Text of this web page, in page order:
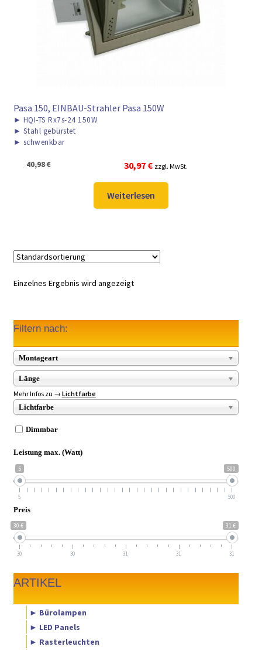
► ZAHLARTEN
► VERSANDARTEN
Pasa 150, EINBAU-Strahler Pasa 150W
► HQI-TS Rx7s-24 150W
► Stahl gebürstet
► schwenkbar
40,98€
Ursprünglicher
Preis
war:
40,98 €
30,97 €Aktueller
Preis
ist:
30,97 €.
zzgl. MwSt.
Weiterlesen
Einzelnes Ergebnis wird angezeigt
Filtern nach:
Montageart
Länge
Mehr Infos zu → Lichtfarbe
Lichtfarbe
Dimmbar
Leistung max. (Watt)
5 500
5 500
Preis
30 € 31 €
30 30 31 31 31
ARTIKEL
► Bürolampen
► LED Panels
► Rasterleuchten